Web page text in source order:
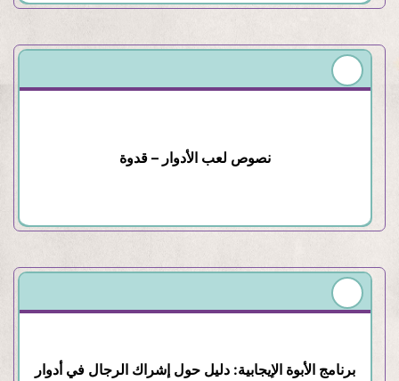
نصوص لعب الأدوار – قدوة
برنامج الأبوة الإيجابية: دليل حول إشراك الرجال في أدوار